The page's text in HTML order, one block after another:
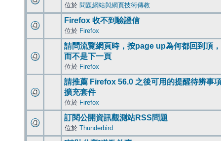
位於 問題網站與網頁技術傳教
Firefox 收不到驗證信
位於 Firefox
請問流覽網頁時，按page up為何都回到頂，
而不是下一頁
位於 Firefox
請推薦 Firefox 56.0 之後可用的提醒待辨事
擴充套件
位於 Firefox
訂閱公開資訊觀測站RSS問題
位於 Thunderbird